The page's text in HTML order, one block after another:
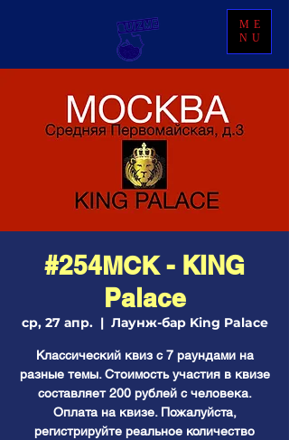
ME
NU
#254МСК - KING
Palace
ср, 27 апр.
  |
Лаунж-бар King Palace
Классический квиз с 7 раундами на
разные темы. Стоимость участия в квизе
составляет 200 рублей с человека.
Оплата на квизе. Пожалуйста,
регистрируйте реальное количество